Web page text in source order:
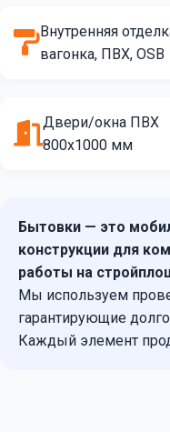
Внутренняя
вагонка, ПВХ, OSB
Двери/окна ПВХ
800х1000 мм
Бытовки — это
конструкции для
работы на
Мы используем
гарантирующие
Каждый элемент